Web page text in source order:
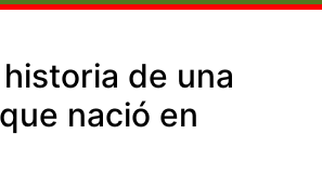
de una
nació en